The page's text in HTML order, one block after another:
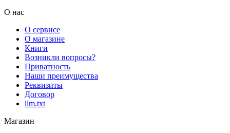
О нас
О сервисе
О магазине
Книги
Возникли вопросы?
Приватность
Наши преимущества
Реквизиты
Договор
llm.txt
Магазин